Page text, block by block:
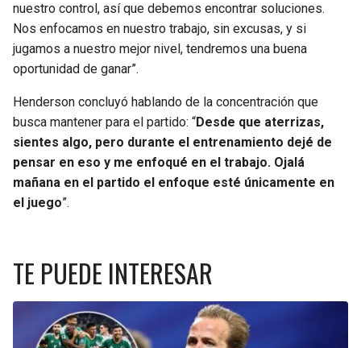
nuestro control, así que debemos encontrar soluciones.
Nos enfocamos en nuestro trabajo, sin excusas, y si
jugamos a nuestro mejor nivel, tendremos una buena
oportunidad de ganar”.
Henderson concluyó hablando de la concentración que
busca mantener para el partido: “Desde que aterrizas,
sientes algo, pero durante el entrenamiento dejé de
pensar en eso y me enfoqué en el trabajo. Ojalá
mañana en el partido el enfoque esté únicamente en
el juego”.
TE PUEDE INTERESAR